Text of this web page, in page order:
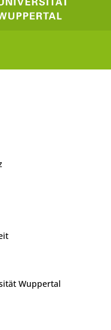
Wuppertal